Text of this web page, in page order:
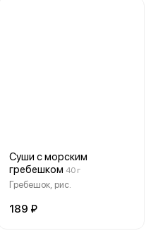
Суши с морским
гребешком 40 г
Гребешок, рис.
189 ₽